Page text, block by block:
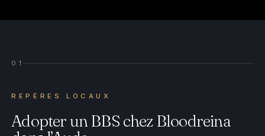
01
REPÈRES LOCAUX
Adopter un BBS chez Bloodreina